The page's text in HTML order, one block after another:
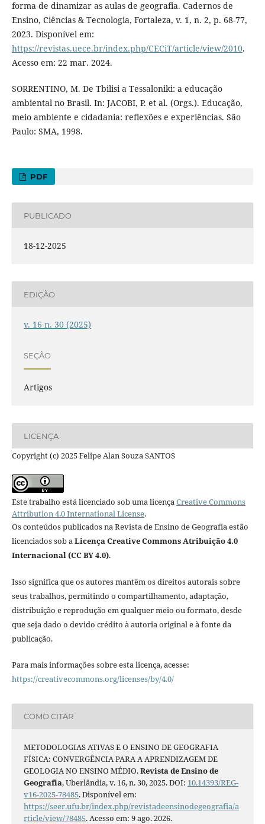
forma de dinamizar as aulas de geografia. Cadernos de
Ensino, Ciências & Tecnologia, Fortaleza, v. 1, n. 2, p. 68-77,
2023. Disponível em:
https://revistas.uece.br/index.php/CECiT/article/view/2010.
Acesso em: 22 mar. 2024.
SORRENTINO, M. De Tbilisi a Tessaloniki: a educação
ambiental no Brasil. In: JACOBI, P. et al. (Orgs.). Educação,
meio ambiente e cidadania: reflexões e experiências. São
Paulo: SMA, 1998.
PDF
PUBLICADO
18-12-2025
EDIÇÃO
v. 16 n. 30 (2025)
SEÇÃO
Artigos
LICENÇA
Copyright (c) 2025 Felipe Alan Souza SANTOS
Este trabalho está licenciado sob uma licençaCreative Commons
Attribution 4.0 International License.
Os conteúdos publicados na Revista de Ensino de Geografia estão
licenciados sob aLicença Creative Commons Atribuição 4.0
Internacional (CC BY 4.0).
Isso significa que os autores mantêm os direitos autorais sobre
seus trabalhos, permitindo o compartilhamento, adaptação,
distribuição e reprodução em qualquer meio ou formato, desde
que seja dado o devido crédito à autoria original e à fonte da
publicação.
Para mais informações sobre esta licença, acesse:
https://creativecommons.org/licenses/by/4.0/
COMO CITAR
METODOLOGIAS ATIVAS E O ENSINO DE GEOGRAFIA
FÍSICA: CONVERGÊNCIA PARA A APRENDIZAGEM DE
GEOLOGIA NO ENSINO MÉDIO.Revista de Ensino de
Geografia, Uberlândia, v. 16, n. 30, 2025. DOI: 10.14393/REG-
v16-2025-78485. Disponível em:
https://seer.ufu.br/index.php/revistadeensinodegeografia/a
rticle/view/78485. Acesso em: 9 ago. 2026.